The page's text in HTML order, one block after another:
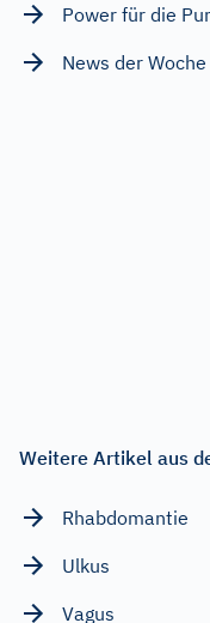
Power für die
News der
Weitere Artikel aus
Rhabdomantie
Ulkus
Vagus